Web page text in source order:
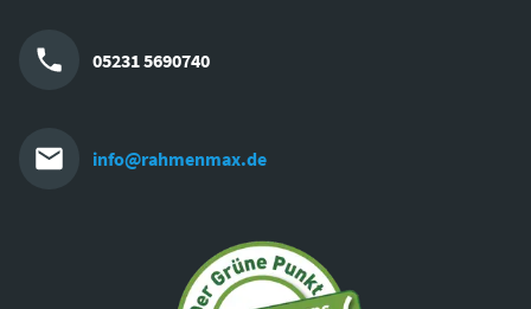
05231 5690740
info@rahmenmax.de